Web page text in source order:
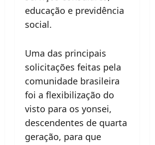
educação e previdência
social.
Uma das principais
solicitações feitas pela
comunidade brasileira
foi a flexibilização do
visto para os yonsei,
descendentes de quarta
geração, para que